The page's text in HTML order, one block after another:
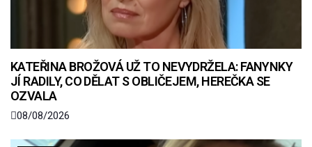
KATEŘINA BROŽOVÁ UŽ TO NEVYDRŽELA: FANYNKY
JÍ RADILY, CO DĚLAT S OBLIČEJEM, HEREČKA SE
OZVALA
08/08/2026